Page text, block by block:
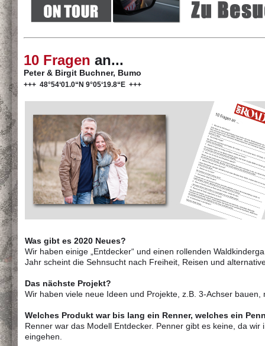
10 Fragen an...
Peter & Birgit Buchner, Bumo
+++ 48°54‘01.0“N 9°05‘19.8“E +++
Was gibt es 2020 Neues?
Wir haben einige „Entdecker“ und einen rollenden
Jahr scheint die Sehnsucht nach Freiheit, Reisen und
Das nächste Projekt?
Wir haben viele neue Ideen und Projekte, z.B. 3-Achser
Welches Produkt war bis lang ein Renner, welches ein
Renner war das Modell Entdecker. Penner gibt es keine, da
eingehen.